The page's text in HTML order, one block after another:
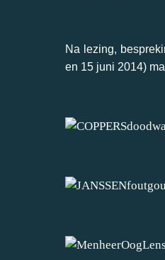
Na lezing,
en 15 juni 2014)